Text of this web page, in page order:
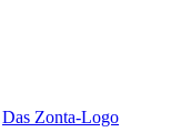
Das Zonta-Logo